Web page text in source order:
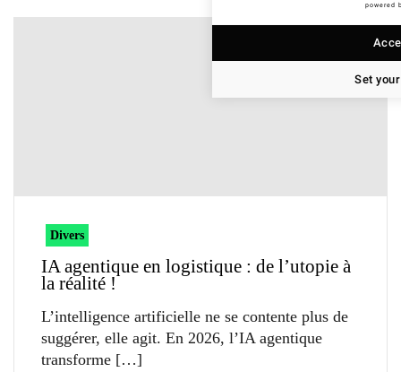
Divers
IA agentique en logistique : de l’utopie à
la réalité !
L’intelligence artificielle ne se contente plus de
suggérer, elle agit. En 2026, l’IA agentique
transforme
powered
Set